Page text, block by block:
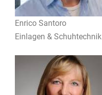
Enrico Santoro
Einlagen & Schuhtechnik